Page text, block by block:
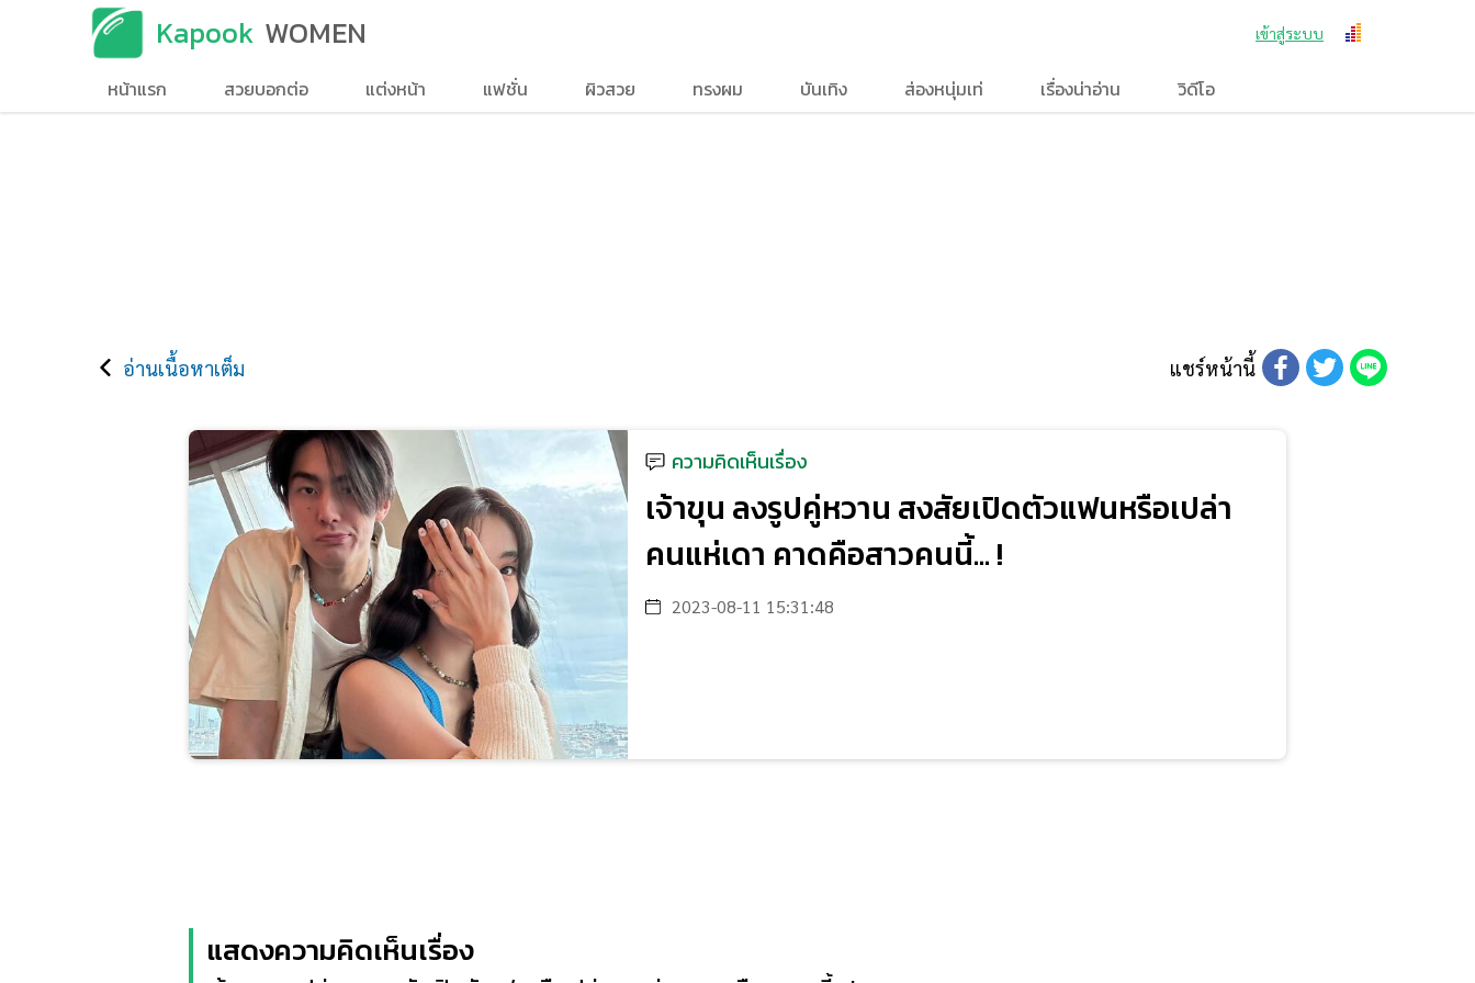
Kapook WOMEN เข้าสู่ระบบ
หน้าแรก สวยบอกต่อ แต่งหน้า แฟชั่น ผิวสวย ทรงผม บันเทิง ส่องหนุ่มเท่ เรื่องน่าอ่าน วิดีโอ
อ่านเนื้อหาเต็ม แชร์หน้านี้
ความคิดเห็นเรื่อง
เจ้าขุน ลงรูปคู่หวาน สงสัยเปิดตัวแฟนหรือเปล่า
คนแห่เดา คาดคือสาวคนนี้... !
2023-08-11 15:31:48
แสดงความคิดเห็นเรื่อง